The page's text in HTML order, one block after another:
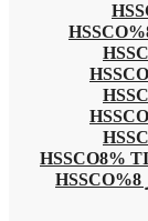
مته کبالت 13 میلیمتر 8%HSSCO